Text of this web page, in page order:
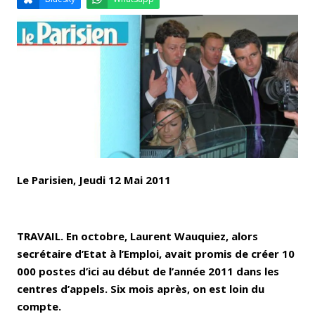
Email Facebook LinkedIn
Whatsapp
Le Parisien, Jeudi 12 Mai 2011
TRAVAIL. En octobre, Laurent Wauquiez, alors
secrétaire d’Etat à l’Emploi, avait promis de créer 10
000 postes d’ici au début de l’année 2011 dans les
centres d’appels. Six mois après, on est loin du
compte.